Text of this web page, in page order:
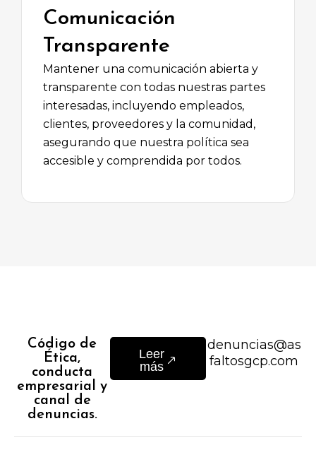
Comunicación
Transparente
Mantener una comunicación abierta y
transparente con todas nuestras partes
interesadas, incluyendo empleados,
clientes, proveedores y la comunidad,
asegurando que nuestra política sea
accesible y comprendida por todos.
Código de
Ética,
conducta
empresarial y
canal de
denuncias.
Leer
más
denuncias@as
faltosgcp.com